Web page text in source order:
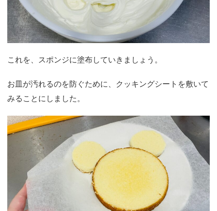
これを、スポンジに塗布していきましょう。
お皿が汚れるのを防ぐために、クッキングシートを敷いて
みることにしました。